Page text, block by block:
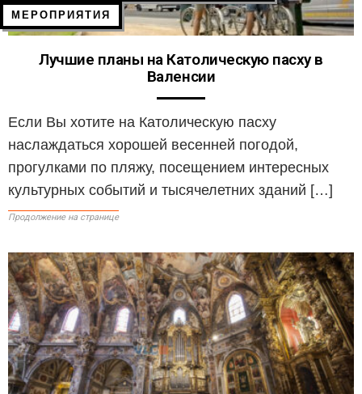
МЕРОПРИЯТИЯ
Лучшие планы на Католическую пасху в
Валенсии
Если Вы хотите на Католическую пасху
наслаждаться хорошей весенней погодой,
прогулками по пляжу, посещением интересных
культурных событий и тысячелетних зданий […]
Продолжение на странице